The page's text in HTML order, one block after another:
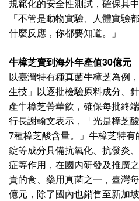
規範化的安全性測試，確保其
「不管是動物實驗、人體實驗
什麼反應，你都要知道。」
牛樟芝賣到海外年產值30億
以臺灣特有種真菌牛樟芝為例
生技」以逐批檢驗原料成分、
產牛樟芝菁華飲，確保每批終
行長謝翰文表示，「光是樟芝
7種樟芝酸含量。」牛樟芝特
錠等成分具備抗氧化、抗發炎
症等作用，在國內研發及推廣
貴的食、藥用真菌之一，臺灣
億元，除了國內也銷售至新加